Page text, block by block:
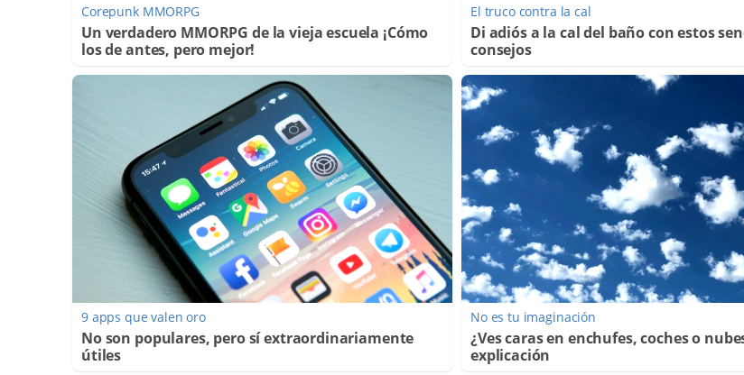
Corepunk MMORPG
Un verdadero MMORPG de la vieja escuela ¡Cómo
los de antes, pero mejor!
El truco contra la cal
Di adiós a la cal del baño con estos
consejos
9 apps que valen oro
No son populares, pero sí extraordinariamente
útiles
No es tu imaginación
¿Ves caras en enchufes, coches o
explicación